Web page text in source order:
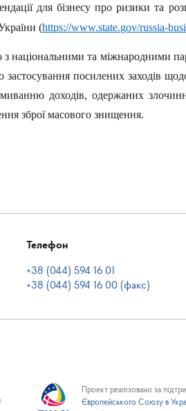
для бізнесу про ризики та
(https://www.state.gov/russia-
з національними та міжнародними
застосування посилених заходів
доходів, одержаних
зброї масового знищення.
Телефон
+38 (044) 594 16 01
+38 (044) 594 16 00 (факс)
Проект реалізовано за
Європейського Союзу в